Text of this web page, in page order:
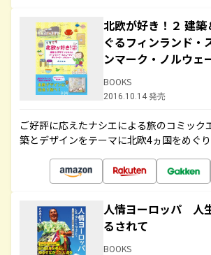
北欧が好き！２ 建
ぐるフィンランド・
ンマーク・ノルウェ
BOOKS
2016.10.14 発売
ご好評に応えたナシエによる旅のコミック
築とデザインをテーマに北欧4ヵ国をめぐり
人情ヨーロッパ 人
るされて
BOOKS